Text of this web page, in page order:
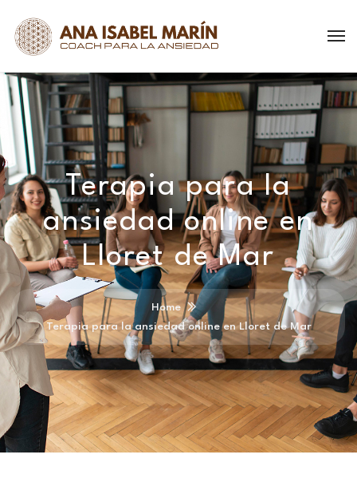
Terapia para la
ansiedad online en
Lloret de Mar
Home
Terapia para la ansiedad online en Lloret de Mar